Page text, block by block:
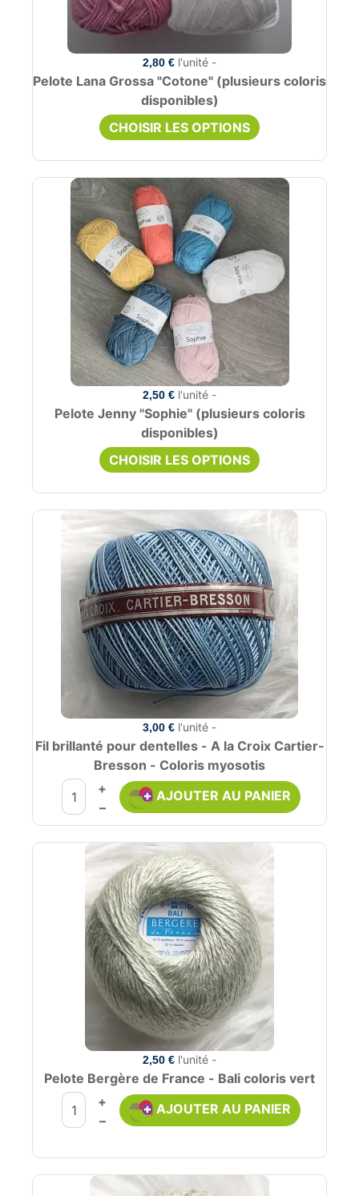
2,80 € l'unité -
Pelote Lana Grossa "Cotone" (plusieurs coloris
disponibles)
CHOISIR LES OPTIONS
2,50 € l'unité -
Pelote Jenny "Sophie" (plusieurs coloris
disponibles)
CHOISIR LES OPTIONS
3,00 € l'unité -
Fil brillanté pour dentelles - A la Croix Cartier-
Bresson - Coloris myosotis
+
–
AJOUTER AU PANIER
2,50 € l'unité -
Pelote Bergère de France - Bali coloris vert
+
–
AJOUTER AU PANIER